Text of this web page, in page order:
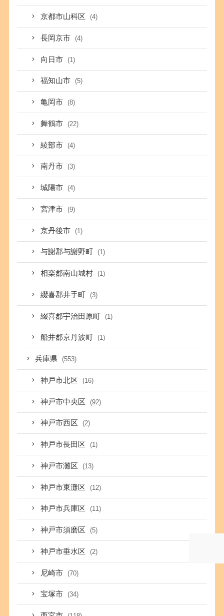
京都市山科区 (4)
長岡京市 (4)
向日市 (1)
福知山市 (5)
亀岡市 (8)
舞鶴市 (22)
綾部市 (4)
南丹市 (3)
城陽市 (4)
宮津市 (9)
京丹後市 (1)
与謝郡与謝野町 (1)
相楽郡南山城村 (1)
綴喜郡井手町 (3)
綴喜郡宇治田原町 (1)
船井郡京丹波町 (1)
兵庫県 (553)
神戸市北区 (16)
神戸市中央区 (92)
神戸市西区 (2)
神戸市長田区 (1)
神戸市灘区 (13)
神戸市東灘区 (12)
神戸市兵庫区 (11)
神戸市須磨区 (5)
神戸市垂水区 (2)
尼崎市 (70)
宝塚市 (34)